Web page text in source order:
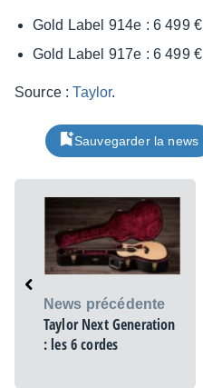
Gold Label 914e : 6 499 €
Gold Label 917e : 6 499 €
Source :Taylor.
Sauvegarder la news
News précédente
Taylor Next Generation
: les 6 cordes